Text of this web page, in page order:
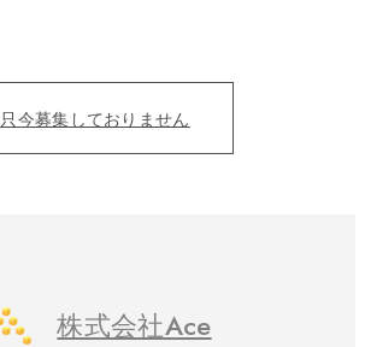
只今募集しておりません
株式会社Ace